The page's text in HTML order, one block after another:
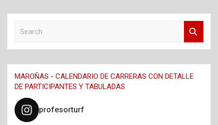
c
h
MAROÑAS - CALENDARIO DE CARRERAS CON DETALLE
DE PARTICIPANTES Y TABULADAS
profesorturf